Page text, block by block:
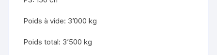
Poids à vide: 3’000 kg
Poids total: 3’500 kg